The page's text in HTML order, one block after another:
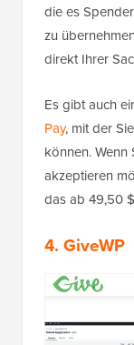
die es
zu
direkt Ihrer
Es gibt auch
Pay, mit der
können.
akzeptieren
das ab 49,50
4. GiveWP